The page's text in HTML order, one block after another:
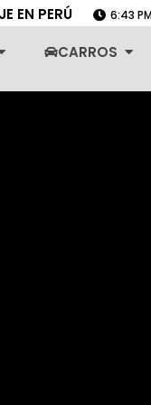
EN PERÚ 6:43
ToursCARROS